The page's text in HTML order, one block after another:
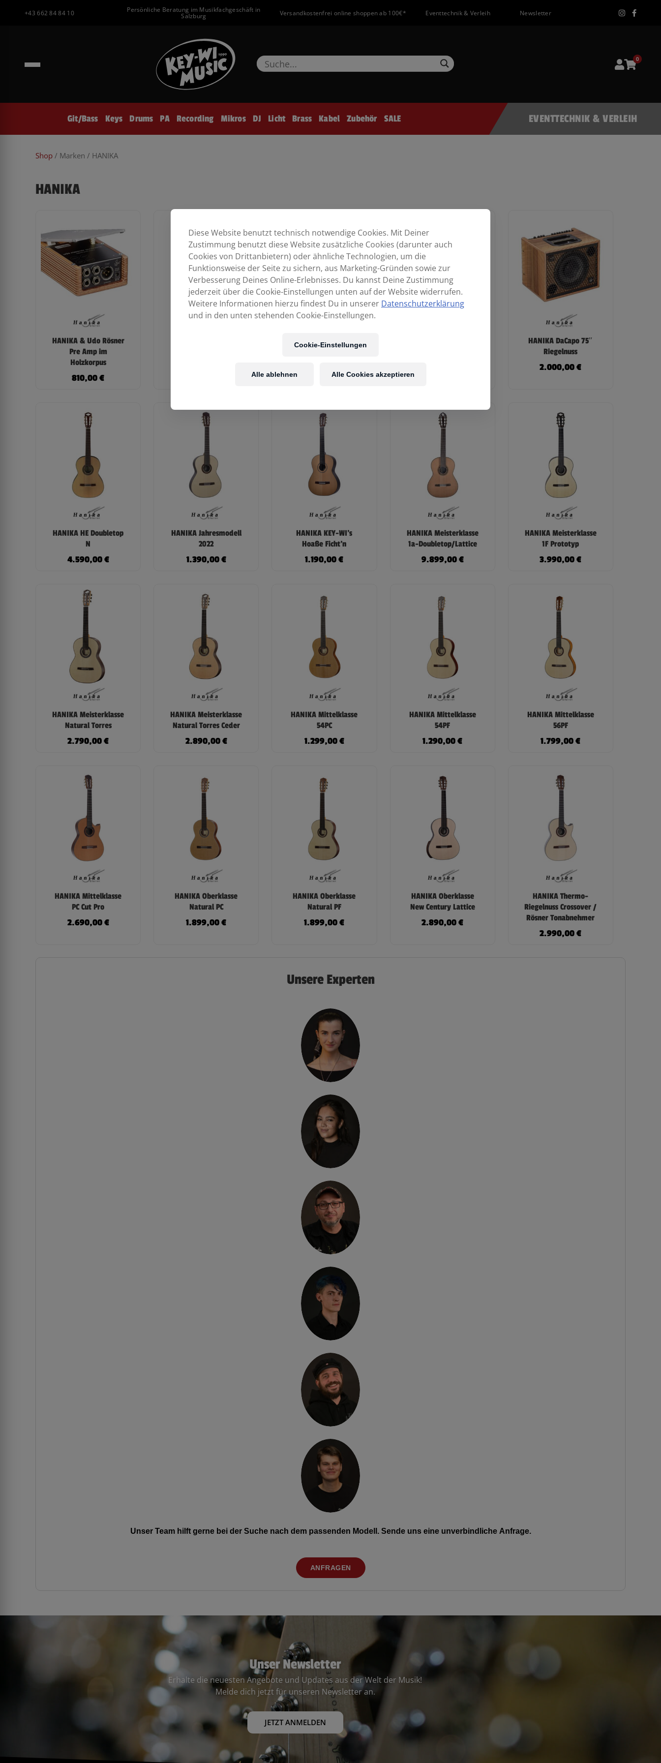
springen+43 662 84 84 10 Persönliche Beratung im Musikfachgeschäft in
Salzburg Versandkostenfrei online shoppen ab 100€* Eventtechnik & Verleih Newsletter
0
Git/Bass Keys Drums PA Recording Mikros DJ Licht Brass Kabel Zubehör SALE EVENTTECHNIK & VERLEIH
Shop / Marken / HANIKA
HANIKA
HANIKA & Udo Rösner
Pre Amp im
Holzkorpus
810,00€
HANIKA Basisklasse
HANIKA DaCapo 75″
Riegelnuss
2.000,00€
HANIKA HE Doubletop
N
4.590,00€
HANIKA Jahresmodell
2022
1.390,00€
HANIKA KEY-WI’s
Hoaße Ficht’n
1.190,00€
HANIKA Meisterklasse
1a-Doubletop/Lattice
9.899,00€
HANIKA Meisterklasse
1F Prototyp
3.990,00€
HANIKA Meisterklasse
Natural Torres
2.790,00€
HANIKA Meisterklasse
Natural Torres Ceder
2.890,00€
HANIKA Mittelklasse
54PC
1.299,00€
HANIKA Mittelklasse
54PF
1.290,00€
HANIKA Mittelklasse
56PF
1.799,00€
HANIKA Mittelklasse
PC Cut Pro
2.690,00€
HANIKA Oberklasse
Natural PC
1.899,00€
HANIKA Oberklasse
Natural PF
1.899,00€
HANIKA Oberklasse
New Century Lattice
2.890,00€
HANIKA Thermo-
Riegelnuss Crossover /
Rösner Tonabnehmer
2.990,00€
Unsere Experten
Unser Team hilft gerne bei der Suche nach dem passenden Modell. Sende uns eine unverbindliche Anfrage.
ANFRAGEN
Unser Newsletter
Erhalte die neuesten Angebote und Updates aus der Welt der Musik!
Melde dich jetzt für unseren Newsletter an.
JETZT ANMELDEN
Diese Website benutzt technisch notwendige Cookies. Mit Deiner
Zustimmung benutzt diese Website zusätzliche Cookies (darunter auch
Cookies von Drittanbietern) oder ähnliche Technologien, um die
Funktionsweise der Seite zu sichern, aus Marketing-Gründen sowie zur
Verbesserung Deines Online-Erlebnisses. Du kannst Deine Zustimmung
jederzeit über die Cookie-Einstellungen unten auf der Website widerrufen.
Weitere Informationen hierzu findest Du in unserer Datenschutzerklärung
und in den unten stehenden Cookie-Einstellungen.
Cookie-Einstellungen
Alle ablehnen Alle Cookies akzeptieren